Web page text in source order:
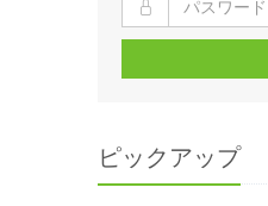
ピックアップ